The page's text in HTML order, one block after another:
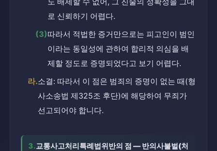
로 신뢰하기 어렵다.
(3)따라서 적법한 증거만으로는 피고인이 범인
이라는 동일성에 관하여 합리적 의심을 배
제할 정도로 증명되었다고 보기 어렵다.
라.소결: 따라서 이 점은 범죄의 증명이 없는 때(형
사소송법 제325조 후단)에 해당하여 무죄가
선고되어야 합니다.
3.교통사고처리특례법위반의 점 — 반의사불벌(처